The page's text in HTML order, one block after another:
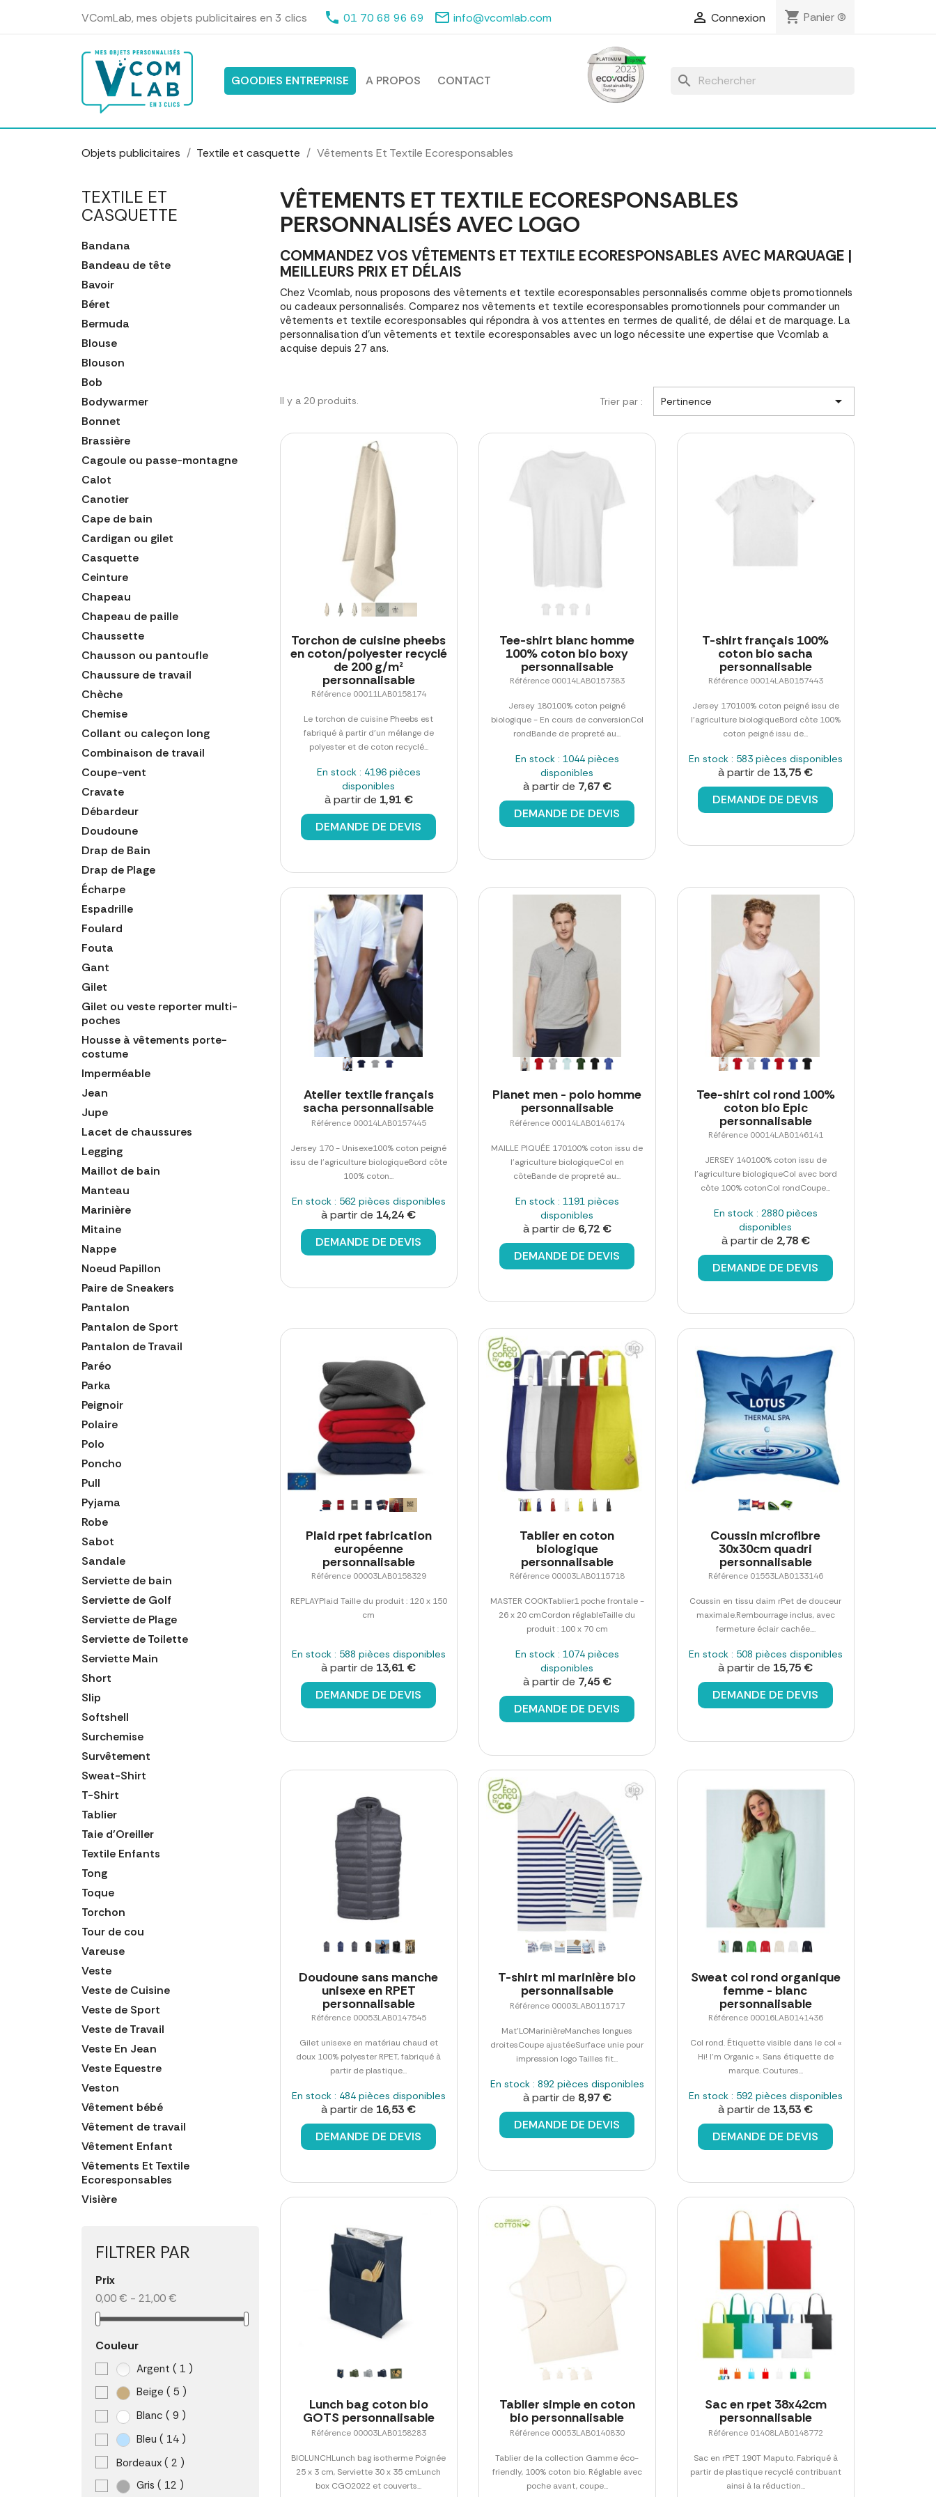
VComLab, mes objets publicitaires en 3 clics phone 01 70 68 96 69 mail_outline info@vcomlab.com  Connexion shopping_cart Panier(0)
GOODIES ENTREPRISE A PROPOS CONTACT search
Objets publicitaires Textile et casquette Vêtements Et Textile Ecoresponsables
TEXTILE ET
CASQUETTE
Bandana
Bandeau de tête
Bavoir
Béret
Bermuda
Blouse
Blouson
Bob
Bodywarmer
Bonnet
Brassière
Cagoule ou passe-montagne
Calot
Canotier
Cape de bain
Cardigan ou gilet
Casquette
Ceinture
Chapeau
Chapeau de paille
Chaussette
Chausson ou pantoufle
Chaussure de travail
Chèche
Chemise
Collant ou caleçon long
Combinaison de travail
Coupe-vent
Cravate
Débardeur
Doudoune
Drap de Bain
Drap de Plage
Écharpe
Espadrille
Foulard
Fouta
Gant
Gilet
Gilet ou veste reporter multi-
poches
Housse à vêtements porte-
costume
Imperméable
Jean
Jupe
Lacet de chaussures
Legging
Maillot de bain
Manteau
Marinière
Mitaine
Nappe
Noeud Papillon
Paire de Sneakers
Pantalon
Pantalon de Sport
Pantalon de Travail
Paréo
Parka
Peignoir
Polaire
Polo
Poncho
Pull
Pyjama
Robe
Sabot
Sandale
Serviette de bain
Serviette de Golf
Serviette de Plage
Serviette de Toilette
Serviette Main
Short
Slip
Softshell
Surchemise
Survêtement
Sweat-Shirt
T-Shirt
Tablier
Taie d'Oreiller
Textile Enfants
Tong
Toque
Torchon
Tour de cou
Vareuse
Veste
Veste de Cuisine
Veste de Sport
Veste de Travail
Veste En Jean
Veste Equestre
Veston
Vêtement bébé
Vêtement de travail
Vêtement Enfant
Vêtements Et Textile
Ecoresponsables
Visière
FILTRER PAR
Prix
0,00 € - 21,00 €
Couleur
Argent ( 1 )
Beige ( 5 )
Blanc ( 9 )
Bleu ( 14 )
Bordeaux ( 2 )
Gris ( 12 )
VÊTEMENTS ET TEXTILE ECORESPONSABLES
PERSONNALISÉS AVEC LOGO
COMMANDEZ VOS VÊTEMENTS ET TEXTILE ECORESPONSABLES AVEC MARQUAGE |
MEILLEURS PRIX ET DÉLAIS
Chez Vcomlab, nous proposons des vêtements et textile ecoresponsables personnalisés comme objets promotionnels
ou cadeaux personnalisés. Comparez nos vêtements et textile ecoresponsables promotionnels pour commander un
vêtements et textile ecoresponsables qui répondra à vos attentes en termes de qualité, de délai et de marquage. La
personnalisation d'un vêtements et textile ecoresponsables avec un logo nécessite une expertise que Vcomlab a
acquise depuis 27 ans.
Il y a 20 produits. Trier par : Pertinence 
Torchon de cuisine pheebs
en coton/polyester recyclé
de 200 g/m²
personnalisable
Référence 00011LAB0158174
Le torchon de cuisine Pheebs est
fabriqué à partir d'un mélange de
polyester et de coton recyclé...
En stock : 4196 pièces
disponibles
à partir de 1,91 €
DEMANDE DE DEVIS
Tee-shirt blanc homme
100% coton bio boxy
personnalisable
Référence 00014LAB0157383
Jersey 180100% coton peigné
biologique - En cours de conversionCol
rondBande de propreté au...
En stock : 1044 pièces
disponibles
à partir de 7,67 €
DEMANDE DE DEVIS
T-shirt français 100%
coton bio sacha
personnalisable
Référence 00014LAB0157443
Jersey 170100% coton peigné issu de
l'agriculture biologiqueBord côte 100%
coton peigné issu de...
En stock : 583 pièces disponibles
à partir de 13,75 €
DEMANDE DE DEVIS
Atelier textile français
sacha personnalisable
Référence 00014LAB0157445
Jersey 170 - Unisexe100% coton peigné
issu de l'agriculture biologiqueBord côte
100% coton...
En stock : 562 pièces disponibles
à partir de 14,24 €
DEMANDE DE DEVIS
Planet men - polo homme
personnalisable
Référence 00014LAB0146174
MAILLE PIQUÉE 170100% coton issu de
l'agriculture biologiqueCol en
côteBande de propreté au...
En stock : 1191 pièces
disponibles
à partir de 6,72 €
DEMANDE DE DEVIS
Tee-shirt col rond 100%
coton bio Epic
personnalisable
Référence 00014LAB0146141
JERSEY 140100% coton issu de
l'agriculture biologiqueCol avec bord
côte 100% cotonCol rondCoupe...
En stock : 2880 pièces
disponibles
à partir de 2,78 €
DEMANDE DE DEVIS
Plaid rpet fabrication
européenne
personnalisable
Référence 00003LAB0158329
REPLAYPlaid Taille du produit : 120 x 150
cm
En stock : 588 pièces disponibles
à partir de 13,61 €
DEMANDE DE DEVIS
Tablier en coton
biologique
personnalisable
Référence 00003LAB0115718
MASTER COOKTablier1 poche frontale -
26 x 20 cmCordon réglableTaille du
produit : 100 x 70 cm
En stock : 1074 pièces
disponibles
à partir de 7,45 €
DEMANDE DE DEVIS
Coussin microfibre
30x30cm quadri
personnalisable
Référence 01553LAB0133146
Coussin en tissu daim rPet de douceur
maximale.Rembourrage inclus, avec
fermeture éclair cachée....
En stock : 508 pièces disponibles
à partir de 15,75 €
DEMANDE DE DEVIS
Doudoune sans manche
unisexe en RPET
personnalisable
Référence 00053LAB0147545
Gilet unisexe en matériau chaud et
doux 100% polyester RPET, fabriqué à
partir de plastique...
En stock : 484 pièces disponibles
à partir de 16,53 €
DEMANDE DE DEVIS
T-shirt ml marinière bio
personnalisable
Référence 00003LAB0115717
Mat'LOMarinièreManches longues
droitesCoupe ajustéeSurface unie pour
impression logo Tailles fit...
En stock : 892 pièces disponibles
à partir de 8,97 €
DEMANDE DE DEVIS
Sweat col rond organique
femme - blanc
personnalisable
Référence 00016LAB0141436
Col rond. Étiquette visible dans le col «
Hi! I'm Organic ». Sans étiquette de
marque. Coutures...
En stock : 592 pièces disponibles
à partir de 13,53 €
DEMANDE DE DEVIS
Lunch bag coton bio
GOTS personnalisable
Référence 00003LAB0158283
BIOLUNCHLunch bag isotherme Poignée
25 x 3 cm, Serviette 30 x 35 cmLunch
box CGO2022 et couverts...
Tablier simple en coton
bio personnalisable
Référence 00053LAB0140830
Tablier de la collection Gamme éco-
friendly, 100% coton bio. Réglable avec
poche avant, coupe...
Sac en rpet 38x42cm
personnalisable
Référence 01408LAB0148772
Sac en rPET 190T Maputo. Fabriqué à
partir de plastique recyclé contribuant
ainsi à la réduction...